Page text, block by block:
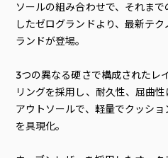
ソールの組み合わせで、それま
したゼログランドより、最新テ
ランドが登場。
3つの異なる硬さで構成されたレ
リングを採用し、耐久性、屈曲
アウトソールで、軽量でクッシ
を具現化。